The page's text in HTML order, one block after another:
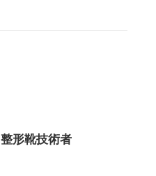
整形靴技術者